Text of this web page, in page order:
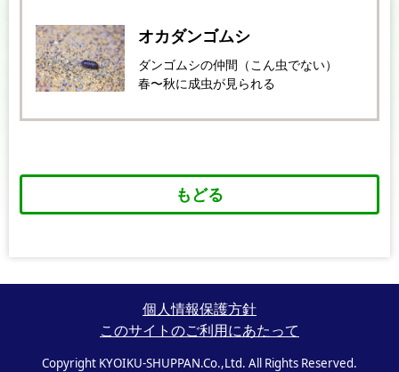
オカダンゴムシ
ダンゴムシの仲間（こん虫でない）
春〜秋に成虫が見られる
もどる
個人情報保護方針
このサイトのご利用にあたって
Copyright KYOIKU-SHUPPAN.Co.,Ltd. All Rights Reserved.